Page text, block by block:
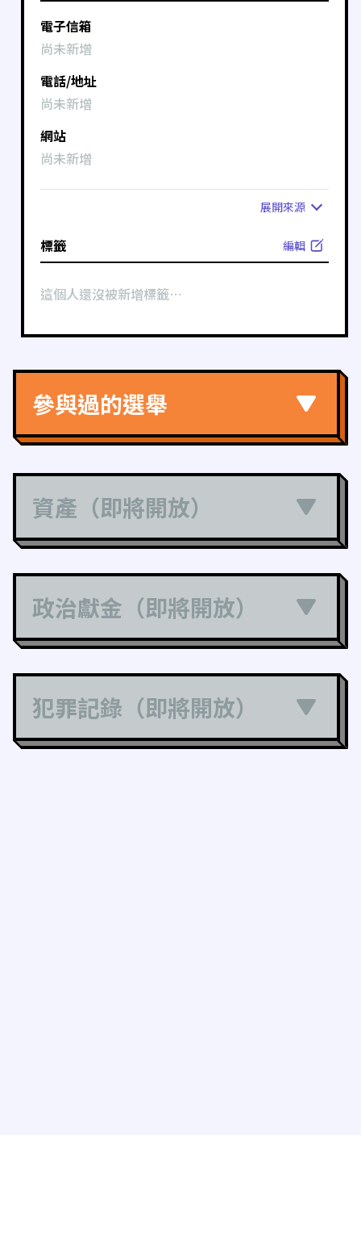
電子信箱
尚未新增
電話/地址
尚未新增
網站
尚未新增
展開來源
標籤 編輯
這個人還沒被新增標籤⋯
參與過的選舉
資產（即將開放）
政治獻金（即將開放）
犯罪記錄（即將開放）